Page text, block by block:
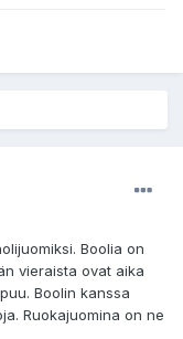
Boolia on
vieraista ovat aika
Boolin kanssa
Ruokajuomina on ne